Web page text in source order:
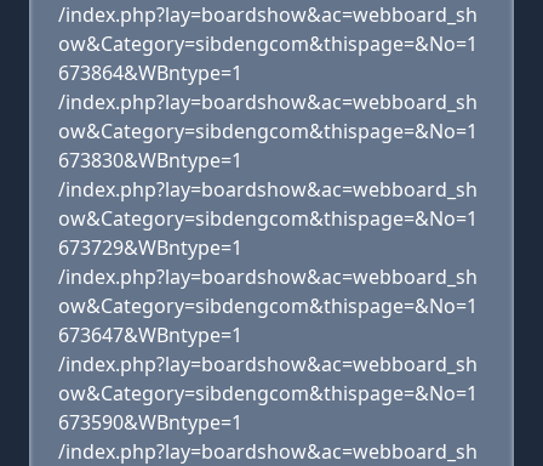
/index.php?lay=boardshow&ac=webboard_sh
ow&Category=sibdengcom&thispage=&No=1
673864&WBntype=1
/index.php?lay=boardshow&ac=webboard_sh
ow&Category=sibdengcom&thispage=&No=1
673830&WBntype=1
/index.php?lay=boardshow&ac=webboard_sh
ow&Category=sibdengcom&thispage=&No=1
673729&WBntype=1
/index.php?lay=boardshow&ac=webboard_sh
ow&Category=sibdengcom&thispage=&No=1
673647&WBntype=1
/index.php?lay=boardshow&ac=webboard_sh
ow&Category=sibdengcom&thispage=&No=1
673590&WBntype=1
/index.php?lay=boardshow&ac=webboard_sh